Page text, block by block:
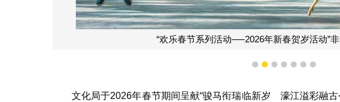
“欢乐春节系列活动──2026年新春贺岁活动”非
1 2 3 4 5 6 7
文化局于2026年春节期间呈献“骏马衔瑞临新岁
濠江溢彩融